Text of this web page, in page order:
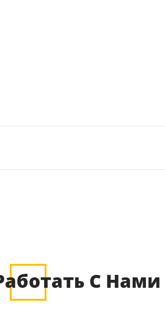
С Нами